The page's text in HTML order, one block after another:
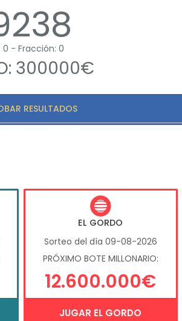
0 - Fracción: 0
300000€
RESULTADOS
EL GORDO
Sorteo del día 09-08-2026
PRÓXIMO BOTE MILLONARIO:
12.600.000€
JUGAR EL GORDO